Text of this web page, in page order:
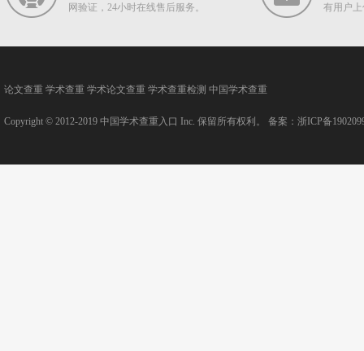
网验证，24小时在线售后服务。
有用户
论文查重 学术查重 学术论文查重 学术查重检测 中国学术查重
Copyright © 2012-2019 中国学术查重入口 Inc. 保留所有权利。 备案： 浙ICP备